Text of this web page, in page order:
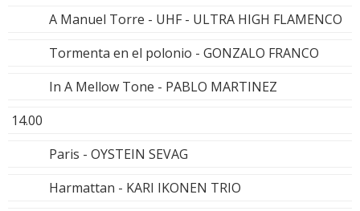
A Manuel Torre - UHF - ULTRA HIGH FLAMENCO
Tormenta en el polonio - GONZALO FRANCO
In A Mellow Tone - PABLO MARTINEZ
14.00
Paris - OYSTEIN SEVAG
Harmattan - KARI IKONEN TRIO